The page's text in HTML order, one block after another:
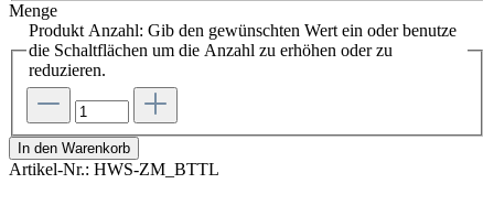
Menge
Produkt Anzahl: Gib den gewünschten Wert ein oder benutze
die Schaltflächen um die Anzahl zu erhöhen oder zu
reduzieren.
In den Warenkorb
Artikel-Nr.: HWS-ZM_BTTL